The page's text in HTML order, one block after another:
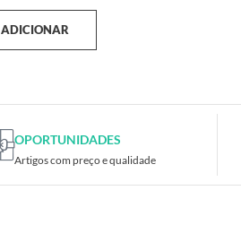
ADICIONAR
OPORTUNIDADES
Artigos com preço e qualidade